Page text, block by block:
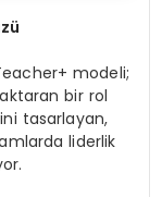
modeli;
bir rol
tasarlayan,
liderlik